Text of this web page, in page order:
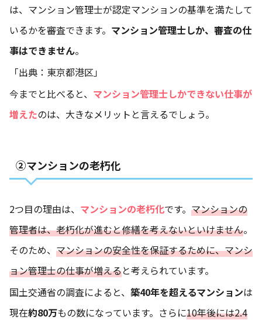
は、マンション管理士が認定マンションの基準を満たして
いるかを審査できます。 マンション管理士しか、審査の仕
事はできません。
「出典： 東京都港区」
今までと比べると、 マンション管理士しかできない仕事が
増えたのは、大きなメリットと言えるでしょう。
②マンションの老朽化
2つ目の理由は、 マンションの老朽化です。 マンションの
管理者は、老朽化が進むと修繕を考えないといけません。
そのため、 マンションの安全性を保証するために、マンシ
ョン管理士の仕事が増えると考えられています。
国土交通省の調査によると、 築40年を超えるマンションは
現在約80万もの数になっています。さらに10年後には2.4